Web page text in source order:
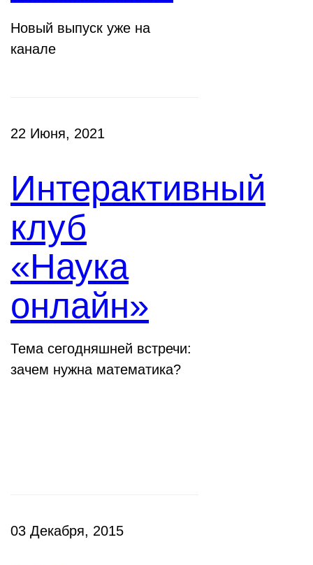
Новый выпуск уже на
канале
22 Июня, 2021
Интерактивный
клуб
«Наука
онлайн»
Тема сегодняшней встречи:
зачем нужна математика?
03 Декабря, 2015